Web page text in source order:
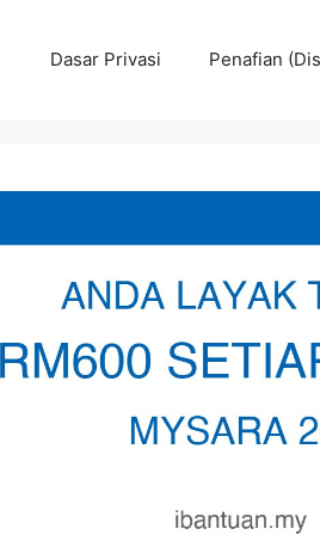
Dasar Privasi Penafian